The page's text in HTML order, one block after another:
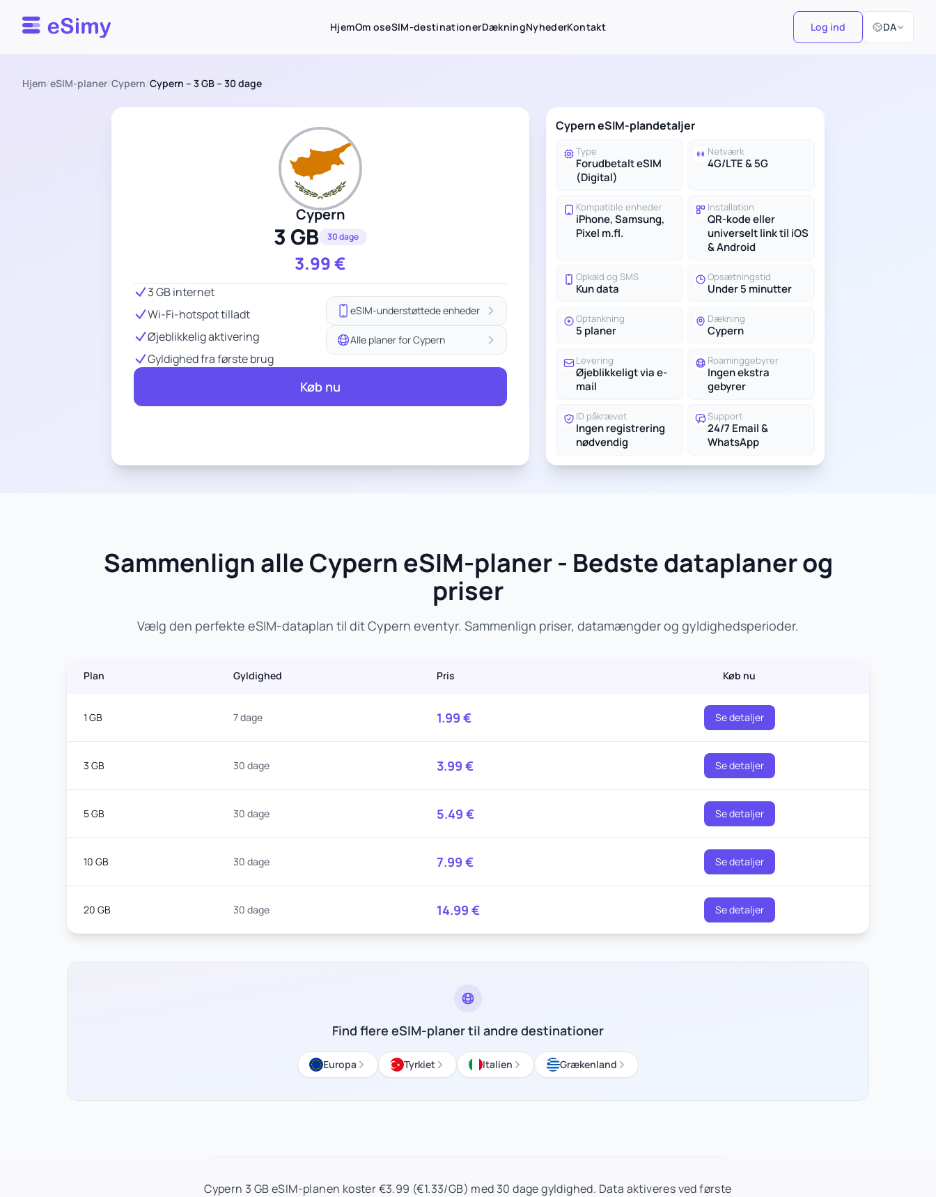
Esimy HjemOm oseSIM-destinationerDækningNyhederKontakt Log ind DA
Vælg sprog
Hjem/eSIM-planer/Cypern/Cypern – 3 GB – 30 dage
Cypern
3 GB 30 dage
3.99€
3 GB internet
Wi-Fi-hotspot tilladt
Øjeblikkelig aktivering
Gyldighed fra første brug
eSIM-understøttede enheder
Alle planer for Cypern
Køb nu
Cypern eSIM-plandetaljer
Type
Forudbetalt eSIM
(Digital)
Netværk
4G/LTE & 5G
Kompatible enheder
iPhone, Samsung,
Pixel m.fl.
Installation
QR-kode eller
universelt link til iOS
& Android
Opkald og SMS
Kun data
Opsætningstid
Under 5 minutter
Optankning
5 planer
Dækning
Cypern
Levering
Øjeblikkeligt via e-
mail
Roaminggebyrer
Ingen ekstra
gebyrer
ID påkrævet
Ingen registrering
nødvendig
Support
24/7 Email &
WhatsApp
Sammenlign alle Cypern eSIM-planer - Bedste dataplaner og
priser
Vælg den perfekte eSIM-dataplan til dit Cypern eventyr. Sammenlign priser, datamængder og gyldighedsperioder.
Plan Gyldighed Pris Køb nu
1 GB 7 dage 1.99 € Se detaljer
3 GB 30 dage 3.99 € Se detaljer
5 GB 30 dage 5.49 € Se detaljer
10 GB 30 dage 7.99 € Se detaljer
20 GB 30 dage 14.99 € Se detaljer
Find flere eSIM-planer til andre destinationer
Europa Tyrkiet Italien Grækenland
Cypern 3 GB eSIM-planen koster €3.99 (€1.33/GB) med 30 dage gyldighed. Data aktiveres ved første